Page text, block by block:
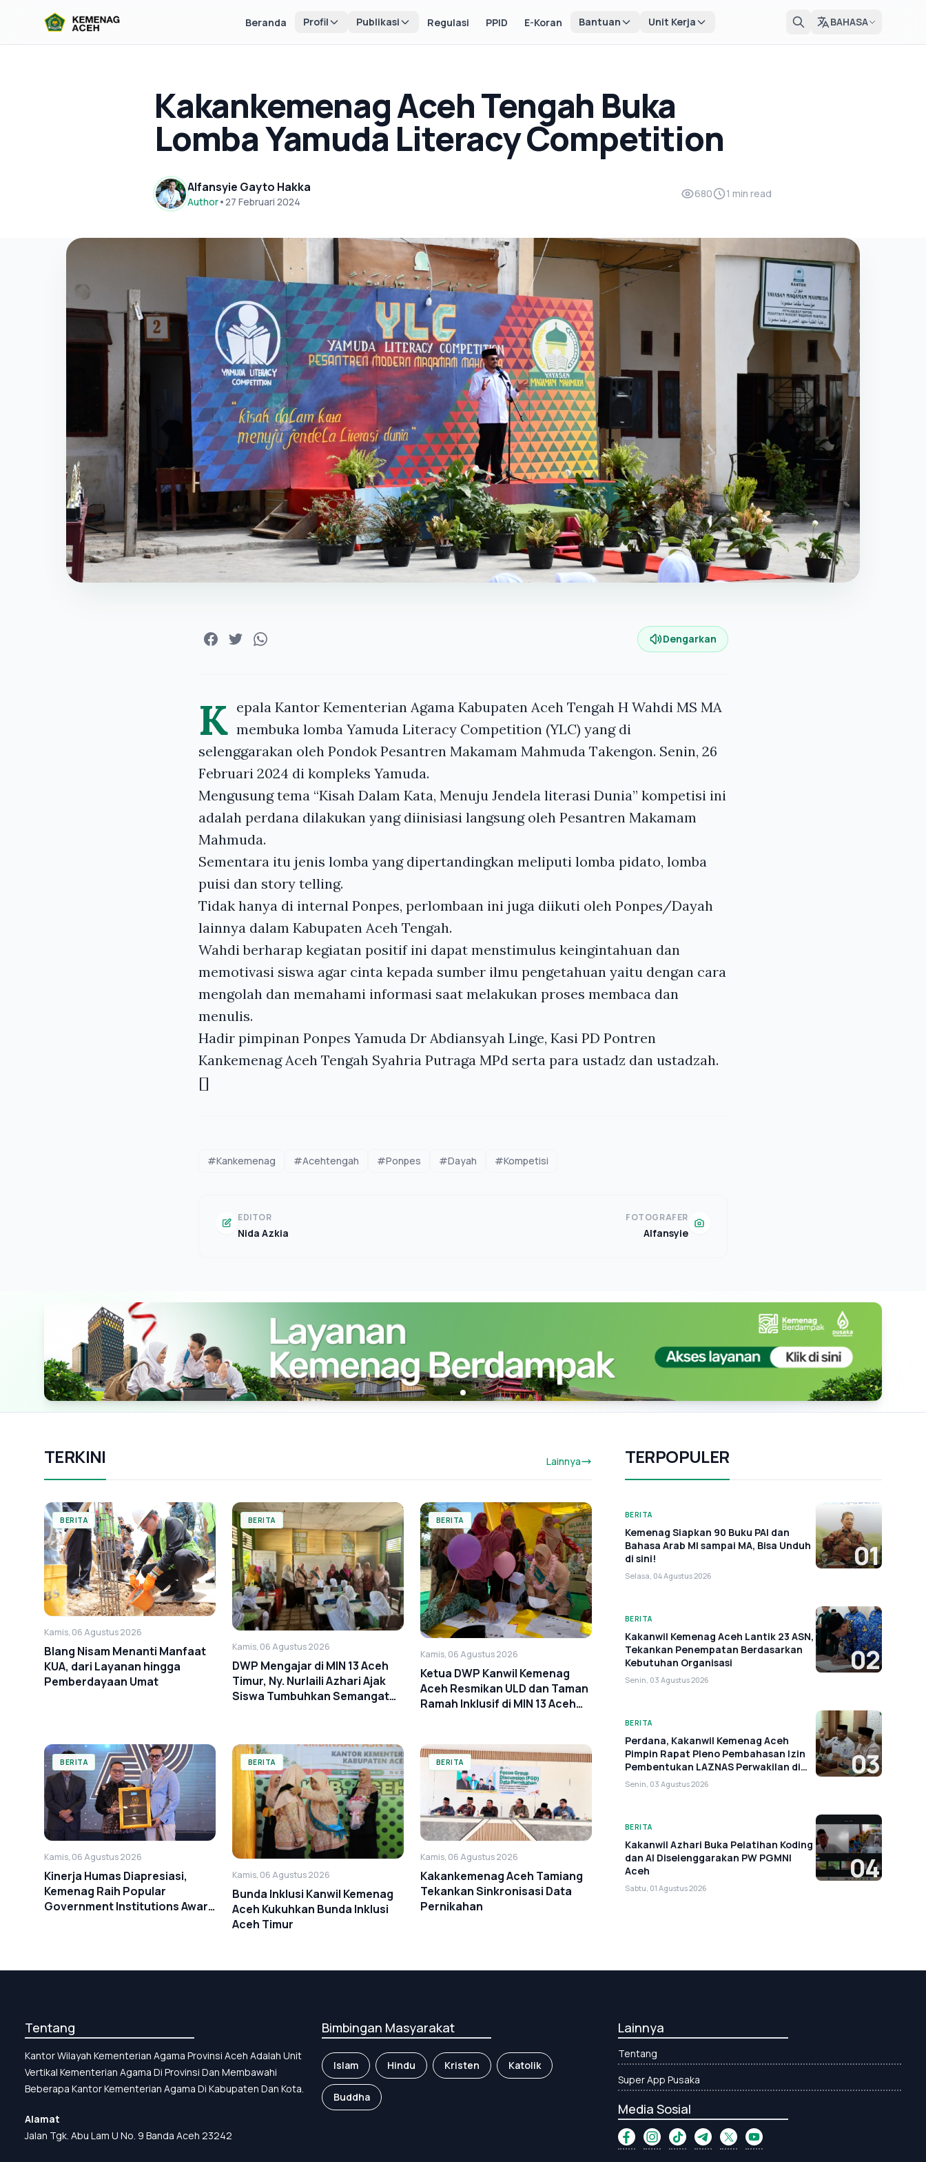
Beranda Profil Publikasi Regulasi PPID E-Koran Bantuan Unit Kerja BAHASA
Kakankemenag Aceh Tengah Buka
Lomba Yamuda Literacy Competition
Alfansyie Gayto Hakka
Author•27 Februari 2024
680 1 min read
Dengarkan
K epala Kantor Kementerian Agama Kabupaten Aceh Tengah H Wahdi MS MA
membuka lomba Yamuda Literacy Competition (YLC) yang di
selenggarakan oleh Pondok Pesantren Makamam Mahmuda Takengon. Senin, 26
Februari 2024 di kompleks Yamuda.
Mengusung tema “Kisah Dalam Kata, Menuju Jendela literasi Dunia” kompetisi ini
adalah perdana dilakukan yang diinisiasi langsung oleh Pesantren Makamam
Mahmuda.
Sementara itu jenis lomba yang dipertandingkan meliputi lomba pidato, lomba
puisi dan story telling.
Tidak hanya di internal Ponpes, perlombaan ini juga diikuti oleh Ponpes/Dayah
lainnya dalam Kabupaten Aceh Tengah.
Wahdi berharap kegiatan positif ini dapat menstimulus keingintahuan dan
memotivasi siswa agar cinta kepada sumber ilmu pengetahuan yaitu dengan cara
mengolah dan memahami informasi saat melakukan proses membaca dan
menulis.
Hadir pimpinan Ponpes Yamuda Dr Abdiansyah Linge, Kasi PD Pontren
Kankemenag Aceh Tengah Syahria Putraga MPd serta para ustadz dan ustadzah.
[]
#Kankemenag #Acehtengah #Ponpes #Dayah #Kompetisi
EDITOR
Nida Azkia
FOTOGRAFER
Alfansyie
TERKINI Lainnya
BERITA
Kamis, 06 Agustus 2026
Blang Nisam Menanti Manfaat
KUA, dari Layanan hingga
Pemberdayaan Umat
BERITA
Kamis, 06 Agustus 2026
DWP Mengajar di MIN 13 Aceh
Timur, Ny. Nurlaili Azhari Ajak
Siswa Tumbuhkan Semangat
BERITA
Kamis, 06 Agustus 2026
Ketua DWP Kanwil Kemenag
Aceh Resmikan ULD dan Taman
Ramah Inklusif di MIN 13 Aceh
BERITA
Kamis, 06 Agustus 2026
Kinerja Humas Diapresiasi,
Kemenag Raih Popular
Government Institutions Award
BERITA
Kamis, 06 Agustus 2026
Bunda Inklusi Kanwil Kemenag
Aceh Kukuhkan Bunda Inklusi
Aceh Timur
BERITA
Kamis, 06 Agustus 2026
Kakankemenag Aceh Tamiang
Tekankan Sinkronisasi Data
Pernikahan
TERPOPULER
BERITA
Kemenag Siapkan 90 Buku PAI dan
Bahasa Arab MI sampai MA, Bisa Unduh
di sini!
Selasa, 04 Agustus 2026
01
BERITA
Kakanwil Kemenag Aceh Lantik 23 ASN,
Tekankan Penempatan Berdasarkan
Kebutuhan Organisasi
Senin, 03 Agustus 2026
02
BERITA
Perdana, Kakanwil Kemenag Aceh
Pimpin Rapat Pleno Pembahasan Izin
Pembentukan LAZNAS Perwakilan di
Aceh
Senin, 03 Agustus 2026
03
BERITA
Kakanwil Azhari Buka Pelatihan Koding
dan AI Diselenggarakan PW PGMNI
Aceh
Sabtu, 01 Agustus 2026
04
Tentang
Kantor Wilayah Kementerian Agama Provinsi Aceh Adalah Unit
Vertikal Kementerian Agama Di Provinsi Dan Membawahi
Beberapa Kantor Kementerian Agama Di Kabupaten Dan Kota.
Alamat
Jalan Tgk. Abu Lam U No. 9 Banda Aceh 23242
Bimbingan Masyarakat
Islam Hindu Kristen Katolik
Buddha
Lainnya
Tentang
Super App Pusaka
Media Sosial